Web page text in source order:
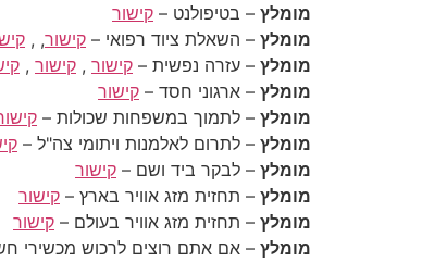
מומלץ – בטיפולנט – קישור
מומלץ – השאלת ציוד רפואי – קישור, ,
מומלץ – עזרה נפשית – קישור , קישור ,
מומלץ – ארגוני חסד – קישור
מומלץ – לתמוך במשפחות שכולות –
מומלץ – לתרום לאלמנות ויתומי צה"ל –
מומלץ – לבקר ביד ושם – קישור
מומלץ – תחזית מזג אוויר בארץ – קישור
מומלץ – תחזית מזג אוויר בעולם – קישור
מומלץ – אם אתם רוצים לרכוש מכשירי